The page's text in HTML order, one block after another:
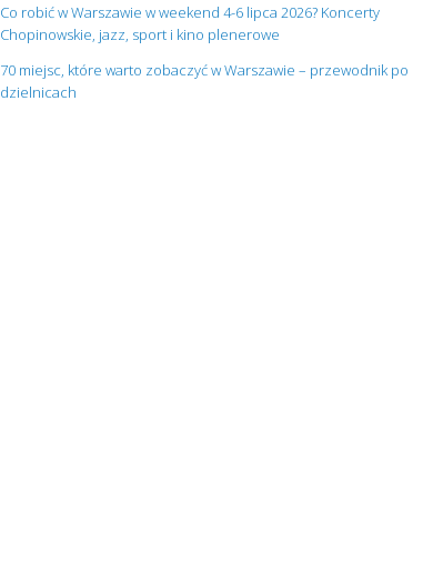
Co robić w Warszawie w weekend 4-6 lipca 2026? Koncerty
Chopinowskie, jazz, sport i kino plenerowe
70 miejsc, które warto zobaczyć w Warszawie – przewodnik po
dzielnicach